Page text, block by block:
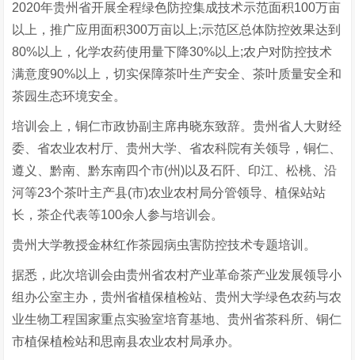
2020年贵州省开展全程绿色防控集成技术示范面积100万亩
以上，推广应用面积300万亩以上;示范区总体防控效果达到
80%以上，化学农药使用量下降30%以上;农户对防控技术
满意度90%以上，切实保障茶叶生产安全、茶叶质量安全和
茶园生态环境安全。
培训会上，铜仁市政协副主席冉晓东致辞。贵州省人大财经
委、省农业农村厅、贵州大学、省农科院有关领导，铜仁、
遵义、黔南、黔东南四个市(州)以及石阡、印江、松桃、沿
河等23个茶叶主产县(市)农业农村局分管领导、植保站站
长，茶企代表等100余人参与培训会。
贵州大学教授金林红作茶园病虫害防控技术专题培训。
据悉，此次培训会由贵州省农村产业革命茶产业发展领导小
组办公室主办，贵州省植保植检站、贵州大学绿色农药与农
业生物工程国家重点实验室培育基地、贵州省茶科所、铜仁
市植保植检站和思南县农业农村局承办。